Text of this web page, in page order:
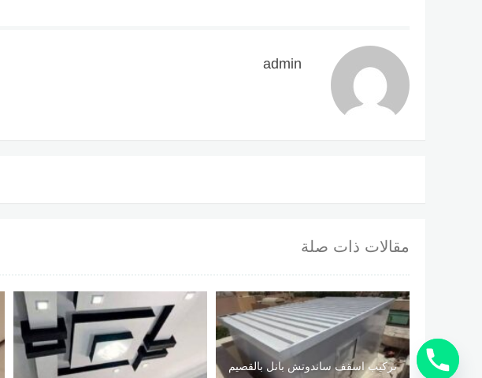
admin
مقالات ذات صلة
تركيب اسقف ساندوتش بانل بالقصيم